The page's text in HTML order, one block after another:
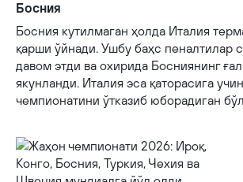
Босния
Босния кутилмаган ҳолда Италия
қарши ўйнади. Ушбу баҳс пеналтилар
давом этди ва охирида Босниянинг
якунланди. Италия эса қаторасига
чемпионатини ўтказиб юборадиган